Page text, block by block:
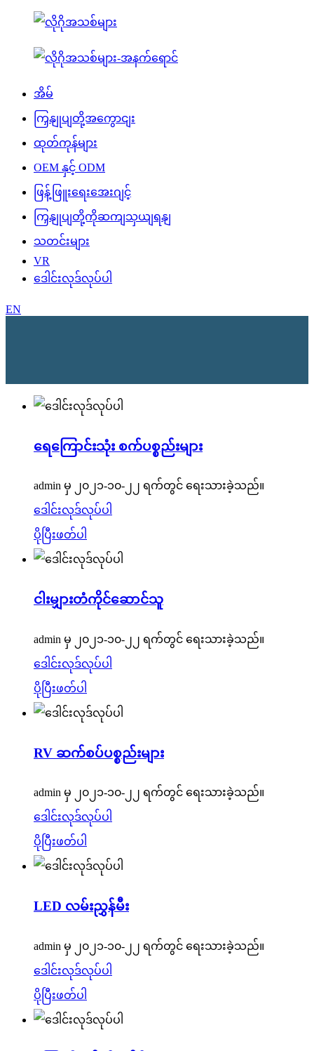
အိမ်
ကြှနျုပျတို့အကွောငျး
ထုတ်ကုန်များ
OEM နှင့် ODM
ဖြန့်ဖြူးရေးအေးဂျင့်
ကြှနျုပျတို့ကိုဆကျသှယျရနျ
သတင်းများ
VR
ဒေါင်းလုဒ်လုပ်ပါ
EN
ရေကြောင်းသုံး စက်ပစ္စည်းများ
admin မှ ၂၀၂၁-၁၀-၂၂ ရက်တွင် ရေးသားခဲ့သည်။
ဒေါင်းလုဒ်လုပ်ပါ
ပိုပြီးဖတ်ပါ
ငါးမျှားတံကိုင်ဆောင်သူ
admin မှ ၂၀၂၁-၁၀-၂၂ ရက်တွင် ရေးသားခဲ့သည်။
ဒေါင်းလုဒ်လုပ်ပါ
ပိုပြီးဖတ်ပါ
RV ဆက်စပ်ပစ္စည်းများ
admin မှ ၂၀၂၁-၁၀-၂၂ ရက်တွင် ရေးသားခဲ့သည်။
ဒေါင်းလုဒ်လုပ်ပါ
ပိုပြီးဖတ်ပါ
LED လမ်းညွှန်မီး
admin မှ ၂၀၂၁-၁၀-၂၂ ရက်တွင် ရေးသားခဲ့သည်။
ဒေါင်းလုဒ်လုပ်ပါ
ပိုပြီးဖတ်ပါ